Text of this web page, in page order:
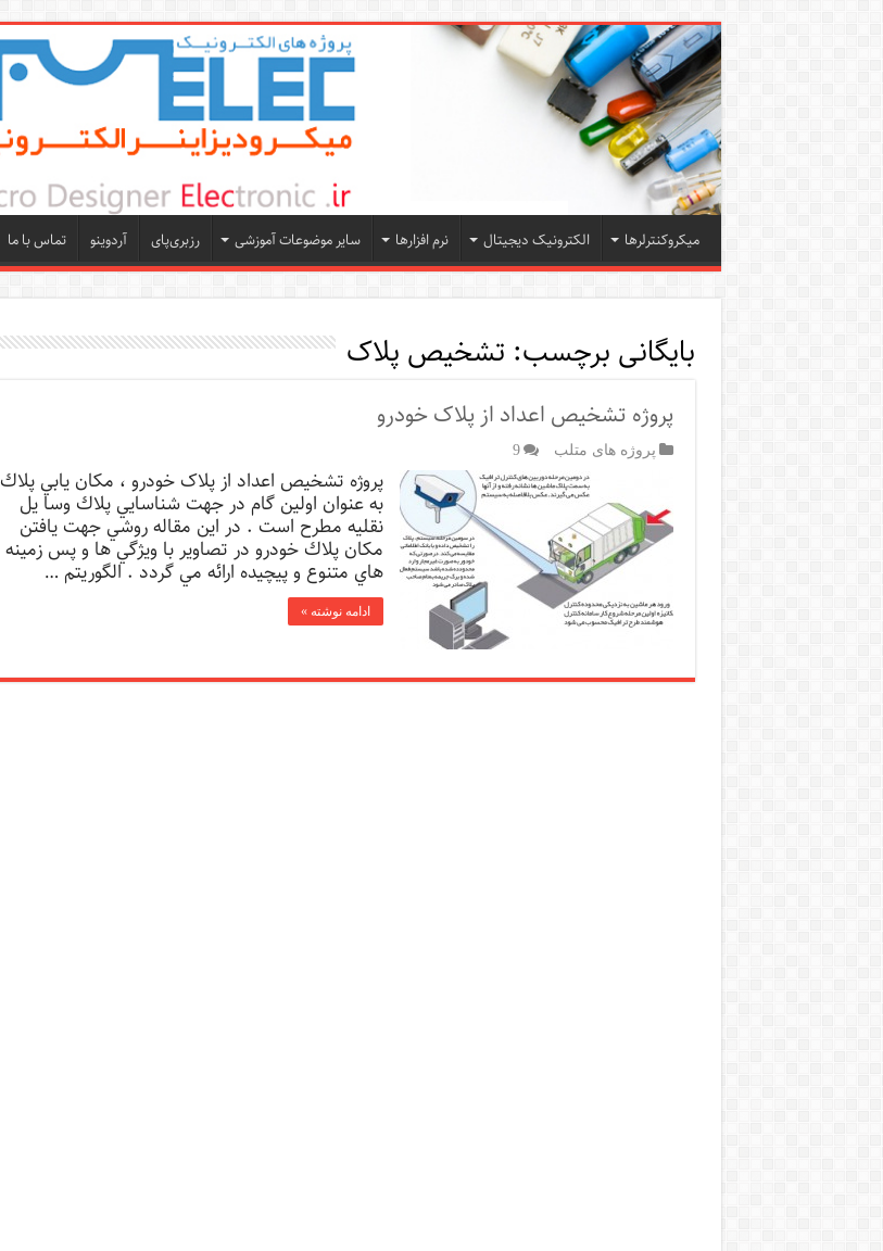
میکروکنترلرها الکترونیک دیجیتال نرم افزارها سایر موضوعات آموزشی رزبری‌پای آردوینو تماس با ما
بایگانی برچسب: تشخیص پلاک
پروژه تشخیص اعداد از پلاک خودرو
پروژه های متلب 9
پروژه تشخیص اعداد از پلاک خودرو ، مکان يابي پلاك
به عنوان اولين گام در جهت شناسايي پلاك وسا يل
نقليه مطرح است . در اين مقاله روشي جهت يافتن
مکان پلاك خودرو در تصاوير با ويژگي ها و پس زمينه
هاي متنوع و پيچيده ارائه مي گردد . الگوريتم …
ادامه نوشته »